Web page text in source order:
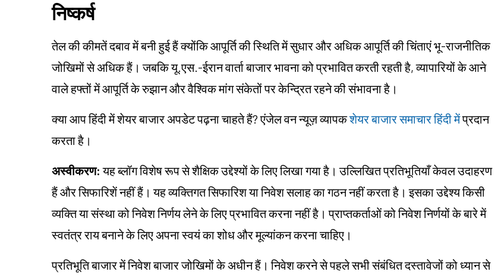
निष्कर्ष
तेल की कीमतें दबाव में बनी हुई हैं क्योंकि आपूर्ति की स्थिति में सुधार और अधिक आपूर्ति की चिंताएं भू-राजनीतिक
जोखिमों से अधिक हैं। जबकि यू.एस.-ईरान वार्ता बाजार भावना को प्रभावित करती रहती है, व्यापारियों के आने
वाले हफ्तों में आपूर्ति के रुझान और वैश्विक मांग संकेतों पर केन्द्रित रहने की संभावना है।
क्या आप हिंदी में शेयर बाजार अपडेट पढ़ना चाहते हैं? एंजेल वन न्यूज़ व्यापकशेयर बाजार समाचार हिंदी मेंप्रदान
करता है।
अस्वीकरण:यह ब्लॉग विशेष रूप से शैक्षिक उद्देश्यों के लिए लिखा गया है। उल्लिखित प्रतिभूतियाँ केवल उदाहरण
हैं और सिफारिशें नहीं हैं। यह व्यक्तिगत सिफारिश या निवेश सलाह का गठन नहीं करता है। इसका उद्देश्य किसी
व्यक्ति या संस्था को निवेश निर्णय लेने के लिए प्रभावित करना नहीं है। प्राप्तकर्ताओं को निवेश निर्णयों के बारे में
स्वतंत्र राय बनाने के लिए अपना स्वयं का शोध और मूल्यांकन करना चाहिए।
प्रतिभूति बाजार में निवेश बाजार जोखिमों के अधीन हैं। निवेश करने से पहले सभी संबंधित दस्तावेजों को ध्यान से